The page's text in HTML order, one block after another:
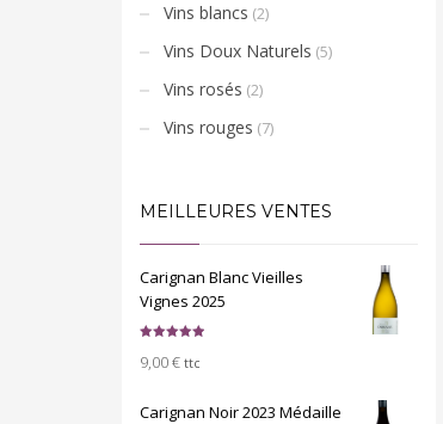
Vins blancs (2)
Vins Doux Naturels (5)
Vins rosés (2)
Vins rouges (7)
MEILLEURES VENTES
Carignan Blanc Vieilles
Vignes 2025
sur 5
9,00€ ttc
Carignan Noir 2023 Médaille